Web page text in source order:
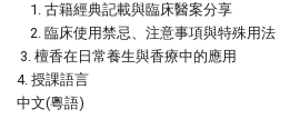
1. 古籍經典記載與臨床醫案分享
2. 臨床使用禁忌、注意事項與特殊用法
3. 檀香在日常養生與香療中的應用
4. 授課語言
中文(粵語)